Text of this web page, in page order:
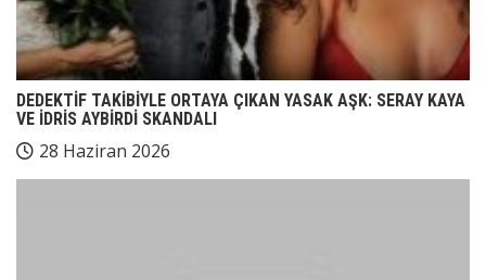
DEDEKTİF TAKİBİYLE ORTAYA ÇIKAN YASAK AŞK: SERAY KAYA
VE İDRİS AYBİRDİ SKANDALI
28 Haziran 2026